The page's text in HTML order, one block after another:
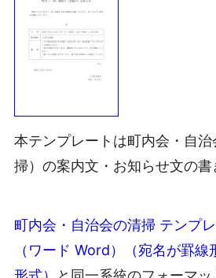
本テンプレートは町内会・自
掃）の案内文・お知らせ文の書
町内会・自治会の清掃 テンプ
（ワード Word）（宛名が罫